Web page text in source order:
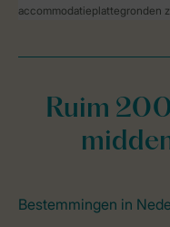
accommodatieplattegronden
Ruim
Bestemmingen in